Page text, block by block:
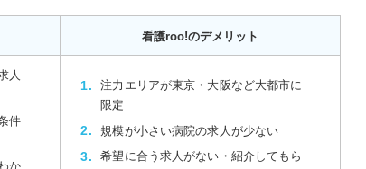
看護roo!のデメリット
人
件
か
注力エリアが東京・大阪など大都市に
限定
規模が小さい病院の求人が少ない
希望に合う求人がない・紹介してもら